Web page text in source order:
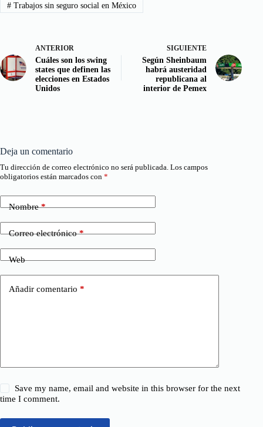
#Trabajos sin seguro social en México
ANTERIOR
Cuáles son los swing
states que definen las
elecciones en Estados
Unidos
SIGUIENTE
Según Sheinbaum
habrá austeridad
republicana al
interior de Pemex
Deja un comentario
Tu dirección de correo electrónico no será publicada. Los campos
obligatorios están marcados con *
Nombre*
Correo electrónico*
Web
Añadir comentario *
Save my name, email and website in this browser for the next
time I comment.